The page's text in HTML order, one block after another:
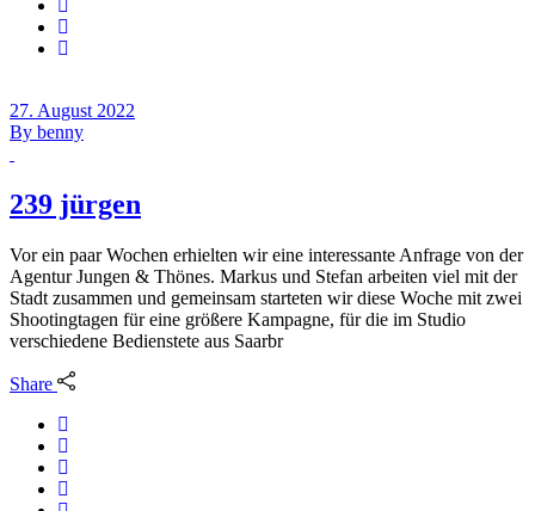
27. August 2022
By benny
239 jürgen
Vor ein paar Wochen erhielten wir eine interessante Anfrage von der
Agentur Jungen & Thönes. Markus und Stefan arbeiten viel mit der
Stadt zusammen und gemeinsam starteten wir diese Woche mit zwei
Shootingtagen für eine größere Kampagne, für die im Studio
verschiedene Bedienstete aus Saarbr
Share